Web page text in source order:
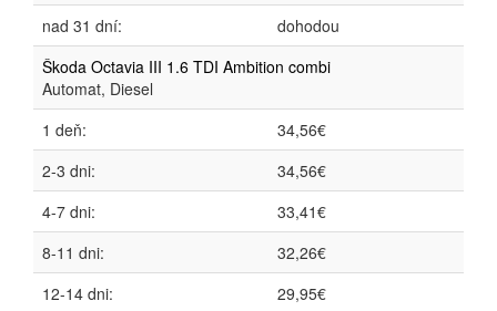
nad 31 dní:
dohodou
Škoda Octavia III 1.6 TDI Ambition combi
Automat, Diesel
1 deň:
34,56€
2-3 dni:
34,56€
4-7 dni:
33,41€
8-11 dni:
32,26€
12-14 dni:
29,95€